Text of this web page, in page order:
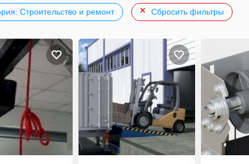
Строительство и ремонт Сбросить фильтры